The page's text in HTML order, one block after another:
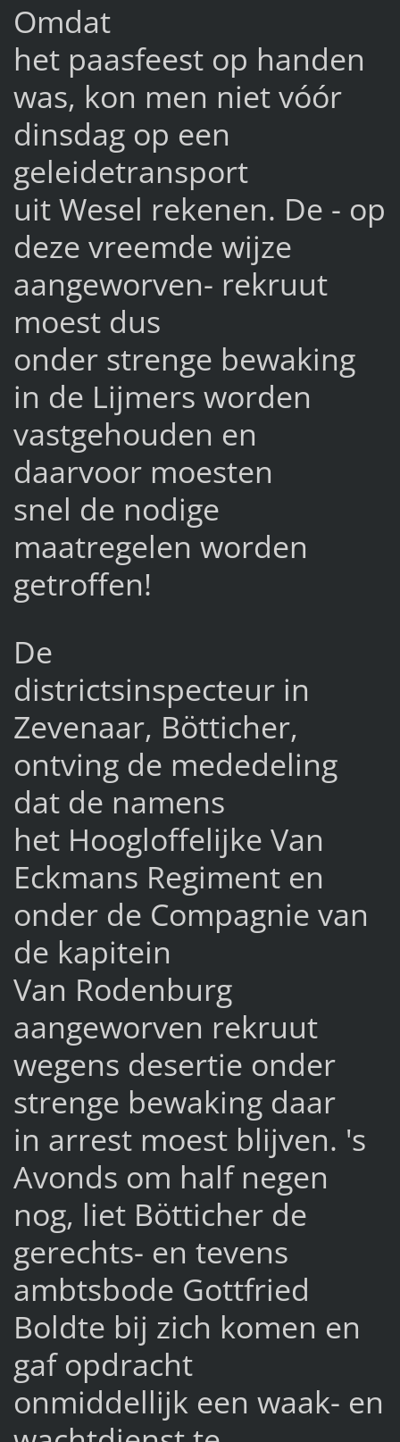
Omdat
het paasfeest op handen
was, kon men niet vóór
dinsdag op een
geleidetransport
uit Wesel rekenen. De - op
deze vreemde wijze
aangeworven- rekruut
moest dus
onder strenge bewaking
in de Lijmers worden
vastgehouden en
daarvoor moesten
snel de nodige
maatregelen worden
getroffen!
De
districtsinspecteur in
Zevenaar, Bötticher,
ontving de mededeling
dat de namens
het Hoogloffelijke Van
Eckmans Regiment en
onder de Compagnie van
de kapitein
Van Rodenburg
aangeworven rekruut
wegens desertie onder
strenge bewaking daar
in arrest moest blijven. 's
Avonds om half negen
nog, liet Bötticher de
gerechts- en tevens
ambtsbode Gottfried
Boldte bij zich komen en
gaf opdracht
onmiddellijk een waak- en